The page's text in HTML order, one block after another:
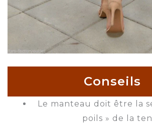
Conseils
Le manteau doit être la
poils » de la